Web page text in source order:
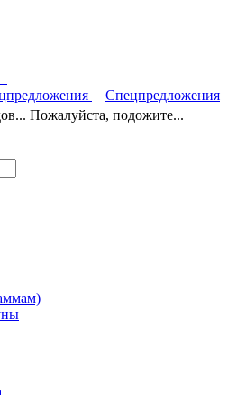
Спецпредложения
Пожалуйста, подожите...